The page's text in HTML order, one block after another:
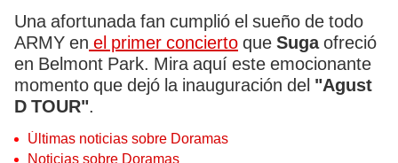
Una afortunada fan cumplió el sueño de todo
ARMY en el primer concierto que Sugaofreció
en Belmont Park. Mira aquí este emocionante
momento que dejó la inauguración del "Agust
D TOUR".
Últimas noticias sobre Doramas
Noticias sobre Doramas